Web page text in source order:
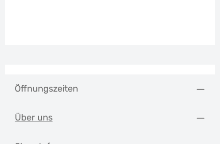
Öffnungszeiten
Über uns